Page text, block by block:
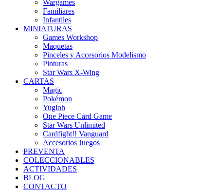
Wargames
Familiares
Infantiles
MINIATURAS
Games Workshop
Maquetas
Pinceles y Accesorios Modelismo
Pinturas
Star Wars X-Wing
CARTAS
Magic
Pokémon
Yugioh
One Piece Card Game
Star Wars Unlimited
Cardfight!! Vanguard
Accesorios Juegos
PREVENTA
COLECCIONABLES
ACTIVIDADES
BLOG
CONTACTO